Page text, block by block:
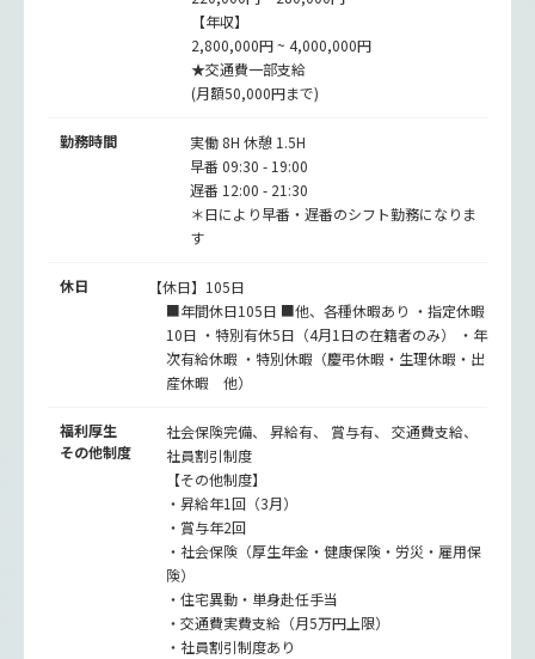
【年収】
2,800,000円 ~ 4,000,000円
★交通費一部支給
(月額50,000円まで)
勤務時間
実働 8H 休憩 1.5H
早番 09:30 - 19:00
遅番 12:00 - 21:30
＊日により早番・遅番のシフト勤務になりま
す
休日
【休日】105日
■年間休日105日 ■他、各種休暇あり ・指定休暇
10日 ・特別有休5日（4月1日の在籍者のみ） ・年
次有給休暇 ・特別休暇（慶弔休暇・生理休暇・出
産休暇 他）
福利厚生
その他制度
社会保険完備、 昇給有、 賞与有、 交通費支給、
社員割引制度
【その他制度】
・昇給年1回（3月）
・賞与年2回
・社会保険（厚生年金・健康保険・労災・雇用保
険）
・住宅異動・単身赴任手当
・交通費実費支給（月5万円上限）
・社員割引制度あり